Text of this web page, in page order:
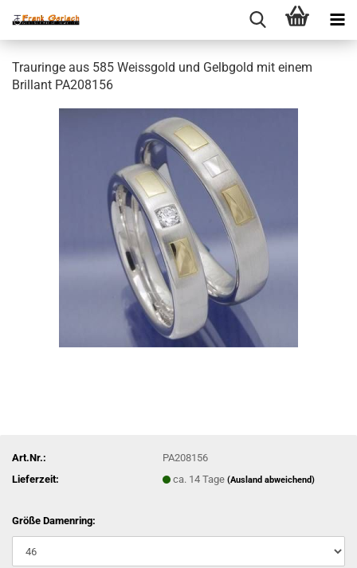
Trauringe aus 585 Weissgold und Gelbgold mit einem
Brillant PA208156
Art.Nr.:
PA208156
Lieferzeit:
ca. 14 Tage(Ausland abweichend)
Größe Damenring: